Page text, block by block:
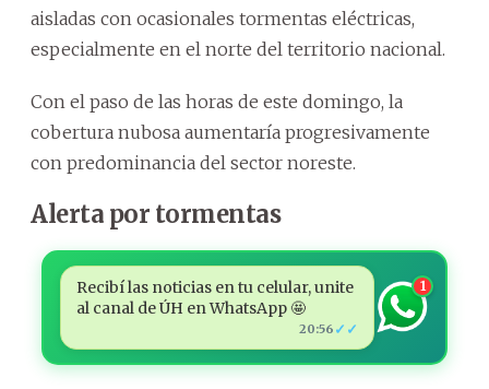
aisladas con ocasionales tormentas eléctricas,
especialmente en el norte del territorio nacional.
Con el paso de las horas de este domingo, la
cobertura nubosa aumentaría progresivamente
con predominancia del sector noreste.
Alerta por tormentas
Recibí las noticias en tu celular, unite
al canal de ÚH en WhatsApp 🤩
20:56 ✓✓
1